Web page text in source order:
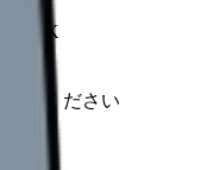
談OK
てください